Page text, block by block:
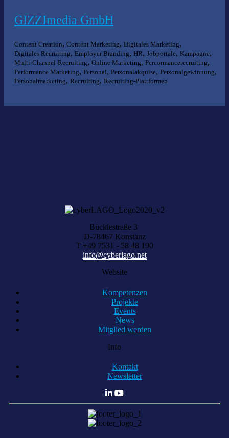
GIZZImedia GmbH
Content Creation, Content Marketing, Digitales Marketing,
Digitales Recruiting, Employer Branding, HR, Jobportale, Kampagne,
Multi-Channel-Recruiting, Online Marketing, Percormancerecruiting,
Performance Marketing, Personal, Personalakquise, Personalgewinnung,
Personalmarketing, Recruiting, Recruiting-Plattformen
Bücklestraße 3
D-78467 Konstanz
T +49 7531 - 58 48 190
info@cyberlago.net
Website
Kompetenzen
Projekte
Events
News
Mitglied werden
Info
Kontakt
Newsletter